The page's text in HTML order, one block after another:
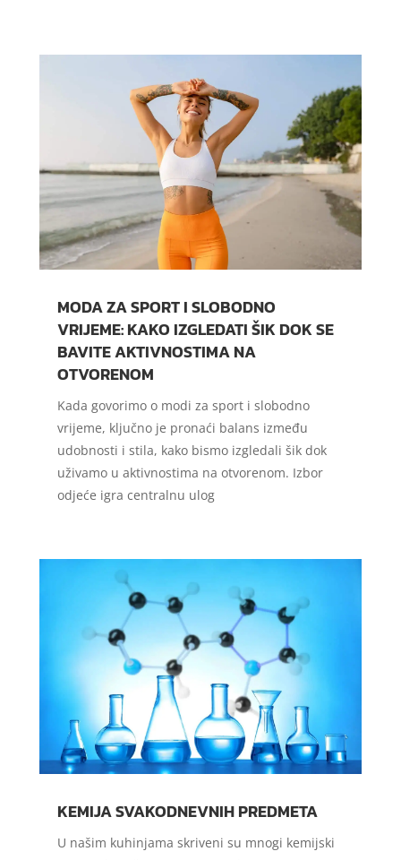
MODA ZA SPORT I SLOBODNO
VRIJEME: KAKO IZGLEDATI ŠIK DOK SE
BAVITE AKTIVNOSTIMA NA
OTVORENOM
Kada govorimo o modi za sport i slobodno
vrijeme, ključno je pronaći balans između
udobnosti i stila, kako bismo izgledali šik dok
uživamo u aktivnostima na otvorenom. Izbor
odjeće igra centralnu ulog
KEMIJA SVAKODNEVNIH PREDMETA
U našim kuhinjama skriveni su mnogi kemijski